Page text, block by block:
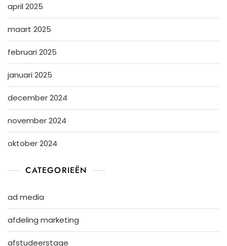
april 2025
maart 2025
februari 2025
januari 2025
december 2024
november 2024
oktober 2024
CATEGORIEËN
ad media
afdeling marketing
afstudeerstage